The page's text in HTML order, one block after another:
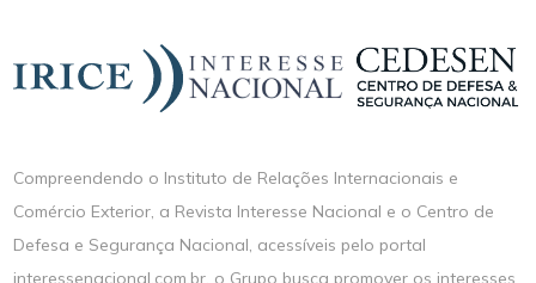
Compreendendo o Instituto de Relações Internacionais e
Comércio Exterior, a Revista Interesse Nacional e o Centro de
Defesa e Segurança Nacional, acessíveis pelo portal
interessenacional.com.br, o Grupo busca promover os interesses